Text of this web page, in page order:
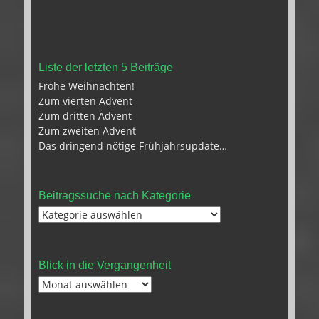
Liste der letzten 5 Beiträge
Frohe Weihnachten!
Zum vierten Advent
Zum dritten Advent
Zum zweiten Advent
Das dringend nötige Frühjahrsupdate…
Beitragssuche nach Kategorie
Beitragssuche
Blick in die Vergangenheit
Blick